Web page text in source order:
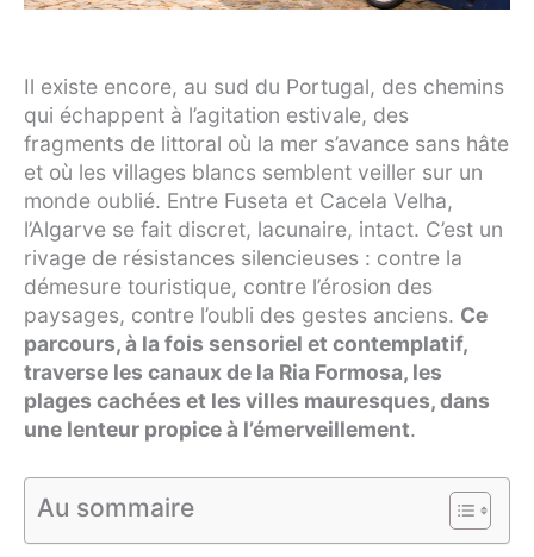
Il existe encore, au sud du Portugal, des chemins
qui échappent à l’agitation estivale, des
fragments de littoral où la mer s’avance sans hâte
et où les villages blancs semblent veiller sur un
monde oublié. Entre Fuseta et Cacela Velha,
l’Algarve se fait discret, lacunaire, intact. C’est un
rivage de résistances silencieuses : contre la
démesure touristique, contre l’érosion des
paysages, contre l’oubli des gestes anciens. Ce
parcours, à la fois sensoriel et contemplatif,
traverse les canaux de la Ria Formosa, les
plages cachées et les villes mauresques, dans
une lenteur propice à l’émerveillement.
Au sommaire